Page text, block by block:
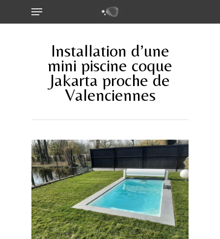
Menu
Installation d’une
mini piscine coque
Jakarta proche de
Valenciennes